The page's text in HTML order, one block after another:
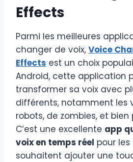
Effects
Parmi les meilleures
changer de voix, Voice
Effects est un choix
Android, cette application
transformer sa voix avec
différents, notamment les
robots, de zombies, et bien
C’est une excellente app
voix en temps réel pour
souhaitent ajouter une